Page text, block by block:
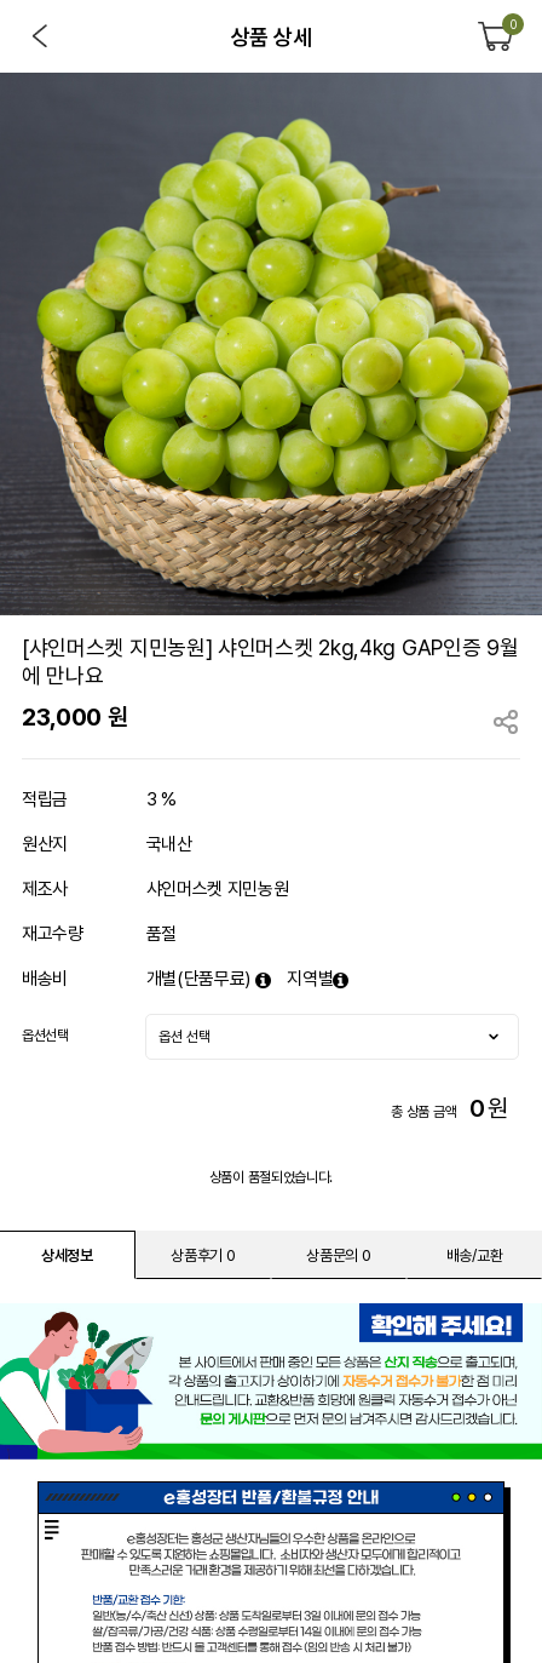
상품 상세 0
[샤인머스켓 지민농원] 샤인머스켓 2kg,4kg GAP인증 9월
에 만나요
23,000 원
적립금 3 %
원산지 국내산
제조사 샤인머스켓 지민농원
재고수량 품절
배송비 개별(단품무료) 지역별
옵션선택
총 상품 금액 0원
상품이 품절되었습니다.
상세정보 상품후기 0 상품문의 0 배송/교환